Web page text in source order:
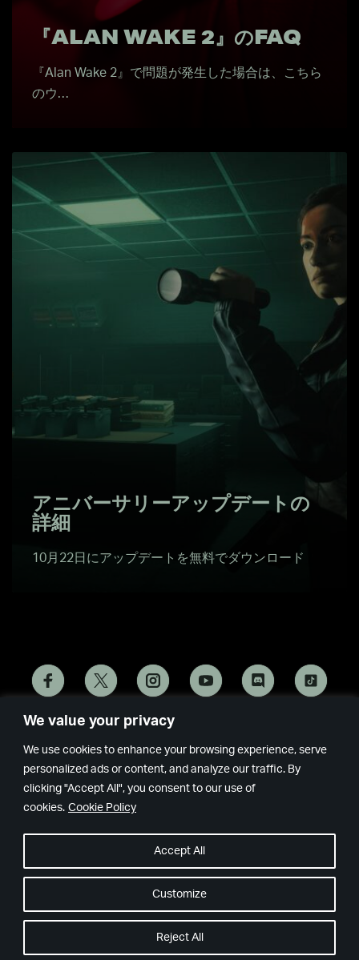
We value your privacy
We use cookies to enhance your browsing experience, serve
personalized ads or content, and analyze our traffic. By
clicking "Accept All", you consent to our use of
cookies. Cookie Policy
Customize
Reject All
Accept All
『ALAN WAKE 2』のFAQ
『Alan Wake 2』で問題が発生した場合は、こちら
のウ…
アニバーサリーアップデートの
詳細
10月22日にアップデートを無料でダウンロード
Remedy
Games
© Copyright 2024 • All rights reserved.Privacy policy Cookie設
定